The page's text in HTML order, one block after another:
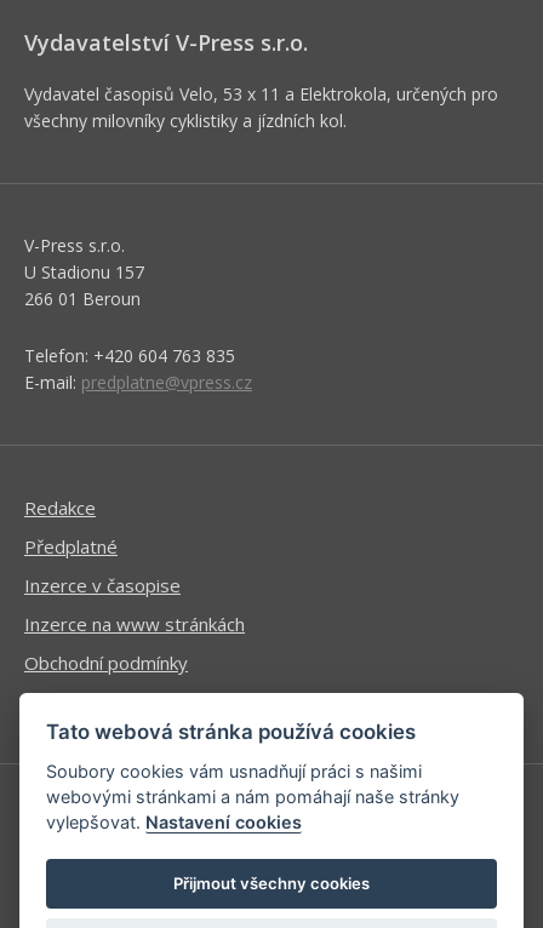
Vydavatelství V-Press s.r.o.
Vydavatel časopisů Velo, 53 x 11 a Elektrokola, určených pro
všechny milovníky cyklistiky a jízdních kol.
V-Press s.r.o.
U Stadionu 157
266 01 Beroun
Telefon: +420 604 763 835
E-mail: predplatne@vpress.cz
Redakce
Předplatné
Inzerce v časopise
Inzerce na www stránkách
Obchodní podmínky
Ochrana osobních údajů
Příhlášení | Registrace
Kontaktní informace
Mapa stránek
Tato webová stránka používá cookies
Soubory cookies vám usnadňují práci s našimi
webovými stránkami a nám pomáhají naše stránky
vylepšovat. Nastavení cookies
Přijmout všechny cookies